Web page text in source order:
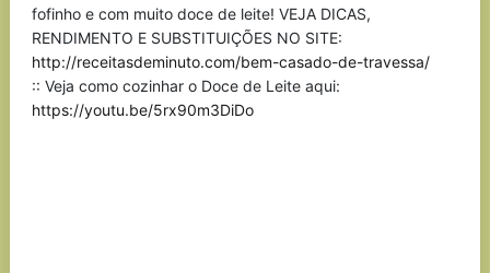
fofinho e com muito doce de leite! VEJA DICAS,
RENDIMENTO E SUBSTITUIÇÕES NO SITE:
http://receitasdeminuto.com/bem-casado-de-travessa/
:: Veja como cozinhar o Doce de Leite aqui:
https://youtu.be/5rx90m3DiDo